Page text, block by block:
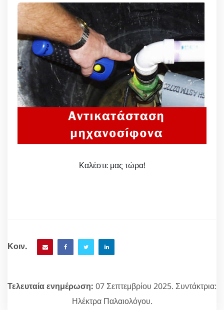
Καλέστε μας τώρα!
Κοιν.
Τελευταία ενημέρωση: 07 Σεπτεμβρίου 2025. Συντάκτρια:
Ηλέκτρα Παλαιολόγου.